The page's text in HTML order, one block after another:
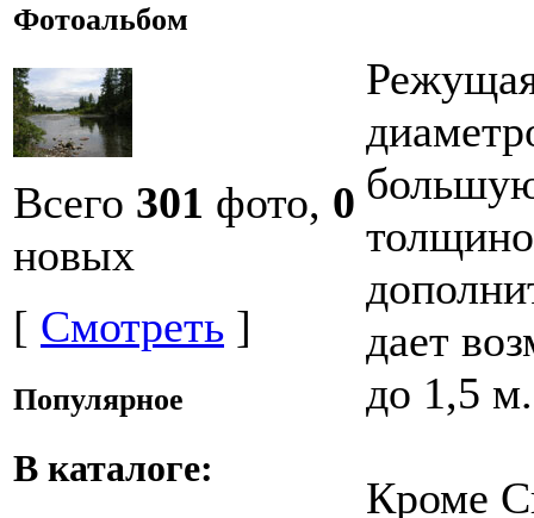
Фотоальбом
Всего 301 фото, 0
новых
[ Смотреть ]
Популярное
В каталоге:
дает
до 1,5 м.
Кроме